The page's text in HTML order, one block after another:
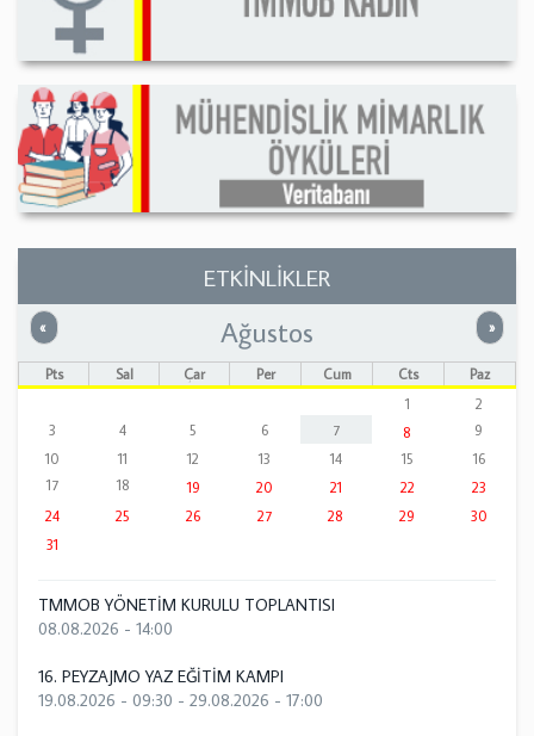
ETKİNLİKLER
« Önceki »
Ağustos
Pts Sal Çar Per Cum Cts
Paz
1
2
3
4 5 6 7 8
9
10
11 12 13 14 15
16
17
18 19 20 21 22
23
24
25 26 27 28 29
30
31
TMMOB YÖNETİM KURULU TOPLANTISI
08.08.2026 - 14:00
16. PEYZAJMO YAZ EĞİTİM KAMPI
19.08.2026 - 09:30 - 29.08.2026 - 17:00